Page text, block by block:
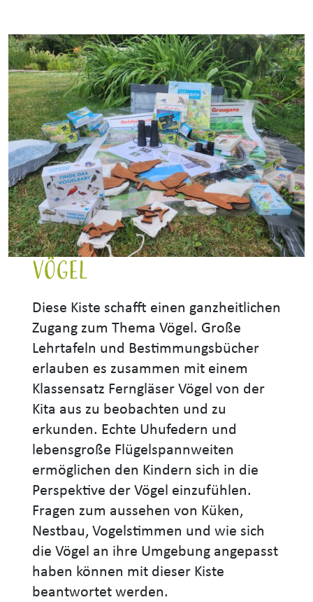
Vögel
Diese Kiste schafft einen ganzheitlichen
Zugang zum Thema Vögel. Große
Lehrtafeln und Bestimmungsbücher
erlauben es zusammen mit einem
Klassensatz Ferngläser Vögel von der
Kita aus zu beobachten und zu
erkunden. Echte Uhufedern und
lebensgroße Flügelspannweiten
ermöglichen den Kindern sich in die
Perspektive der Vögel einzufühlen.
Fragen zum aussehen von Küken,
Nestbau, Vogelstimmen und wie sich
die Vögel an ihre Umgebung angepasst
haben können mit dieser Kiste
beantwortet werden.